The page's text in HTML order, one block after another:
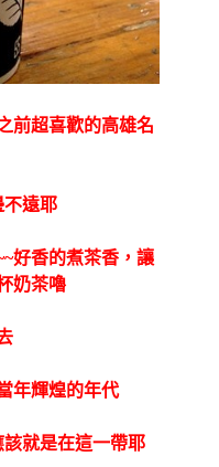
前超喜歡的高雄名
不遠耶
好香的煮茶香，讓
奶茶嚕
年輝煌的年代
就是在這一帶耶